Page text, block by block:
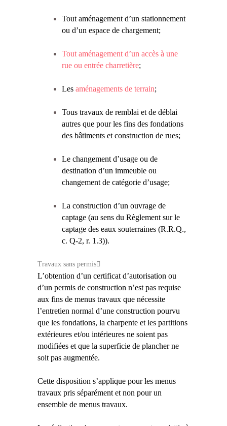
Tout aménagement d’un stationnement
ou d’un espace de chargement;
Tout aménagement d’un accès à une
rue ou entrée charretière;
Les aménagements de terrain;
Tous travaux de remblai et de déblai
autres que pour les fins des fondations
des bâtiments et construction de rues;
Le changement d’usage ou de
destination d’un immeuble ou
changement de catégorie d’usage;
La construction d’un ouvrage de
captage (au sens du Règlement sur le
captage des eaux souterraines (R.R.Q.,
c. Q-2, r. 1.3)).
Travaux sans permis
L’obtention d’un certificat d’autorisation ou
d’un permis de construction n’est pas requise
aux fins de menus travaux que nécessite
l’entretien normal d’une construction pourvu
que les fondations, la charpente et les partitions
extérieures et/ou intérieures ne soient pas
modifiées et que la superficie de plancher ne
soit pas augmentée.
Cette disposition s’applique pour les menus
travaux pris séparément et non pour un
ensemble de menus travaux.